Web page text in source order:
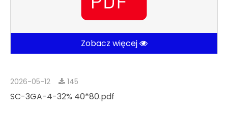
Zobacz więcej
2026-05-12 145
SC-3GA-4-32% 40*80.pdf